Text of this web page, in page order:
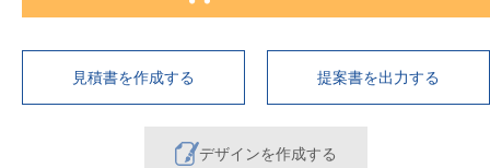
見積書を作成する 提案書を出力する
デザインを作成する